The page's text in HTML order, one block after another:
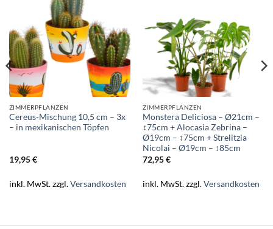
ZIMMERPFLANZEN
Cereus-Mischung 10,5 cm – 3x
– in mexikanischen Töpfen
19,95€
inkl. MwSt.zzgl.Versandkosten
ZIMMERPFLANZEN
Monstera Deliciosa – Ø21cm –
↕75cm + Alocasia Zebrina –
Ø19cm – ↕75cm + Strelitzia
Nicolai – Ø19cm – ↕85cm
72,95€
inkl. MwSt.zzgl.Versandkosten